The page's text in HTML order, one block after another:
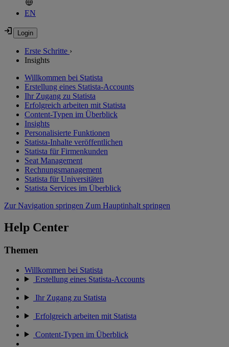
EN
Erste Schritte ›
Insights
Willkommen bei Statista
Erstellung eines Statista-Accounts
Ihr Zugang zu Statista
Erfolgreich arbeiten mit Statista
Content-Typen im Überblick
Insights
Personalisierte Funktionen
Statista-Inhalte veröffentlichen
Statista für Firmenkunden
Seat Management
Rechnungsmanagement
Statista für Universitäten
Statista Services im Überblick
Zur Navigation springen Zum Hauptinhalt springen
Help Center
Themen
Willkommen bei Statista
Erstellung eines Statista-Accounts
Ihr Zugang zu Statista
Erfolgreich arbeiten mit Statista
Content-Typen im Überblick